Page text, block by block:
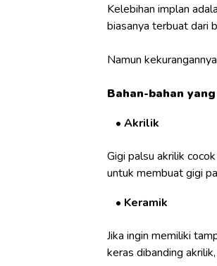
Kelebihan implan
biasanya terbuat dari
Namun
Bahan-bahan
Akrilik
Gigi palsu akrilik
untuk membuat gigi
Keramik
Jika ingin memiliki
keras dibanding